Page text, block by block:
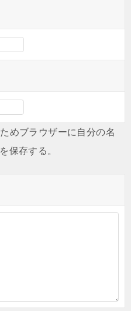
めブラウザーに自分の名
保存する。